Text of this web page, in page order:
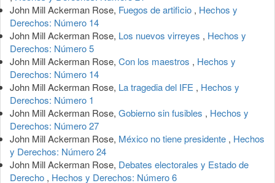
John Mill Ackerman Rose, Fuegos de artificio , Hechos y
Derechos: Número 14
John Mill Ackerman Rose, Los nuevos virreyes , Hechos y
Derechos: Número 5
John Mill Ackerman Rose, Con los maestros , Hechos y
Derechos: Número 14
John Mill Ackerman Rose, La tragedia del IFE , Hechos y
Derechos: Número 1
John Mill Ackerman Rose, Gobierno sin fusibles , Hechos y
Derechos: Número 27
John Mill Ackerman Rose, México no tiene presidente , Hechos
y Derechos: Número 24
John Mill Ackerman Rose, Debates electorales y Estado de
Derecho , Hechos y Derechos: Número 6